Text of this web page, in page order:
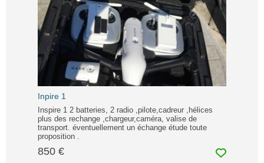
Inpire 1
Inspire 1 2 batteries, 2 radio ,pilote,cadreur ,hélices
plus des rechange ,chargeur,caméra, valise de
transport. éventuellement un échange étude toute
proposition .
850 €